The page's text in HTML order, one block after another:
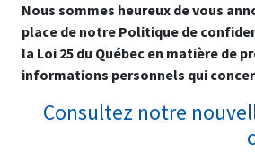
Nous sommes heureux de vous
place de notre Politique de
la Loi 25 du Québec en matière de
informations personnels qui
Consultez notre